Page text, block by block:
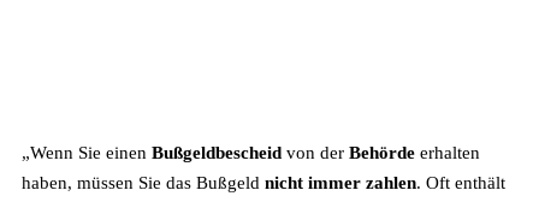
„Wenn Sie einen Bußgeldbescheid von der Behörde erhalten
haben, müssen Sie das Bußgeld nicht immer zahlen. Oft enthält